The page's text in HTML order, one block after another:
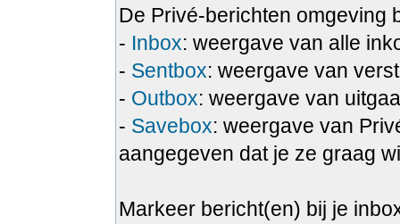
De Privé-berichten omgeving
- Inbox: weergave van alle
- Sentbox: weergave van
- Outbox: weergave van
- Savebox: weergave van
aangegeven dat je ze graag
Markeer bericht(en) bij je